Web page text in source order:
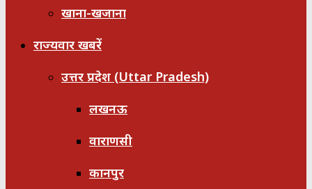
खाना-खजाना
राज्यवार खबरें
उत्तर प्रदेश (Uttar Pradesh)
लखनऊ
वाराणसी
कानपुर